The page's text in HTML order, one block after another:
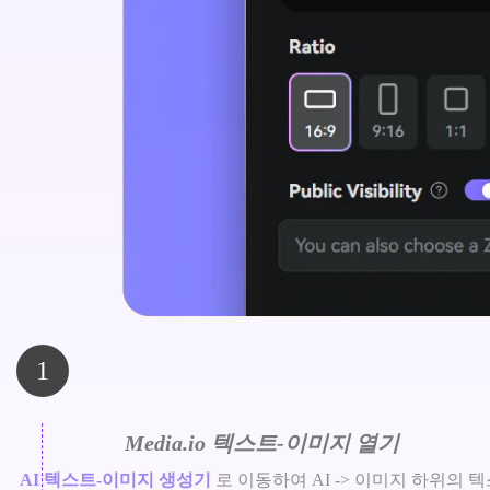
1
Media.io 텍스트-이미지 열기
AI 텍스트-이미지 생성기 로 이동하여 AI -> 이미지 하위의 텍